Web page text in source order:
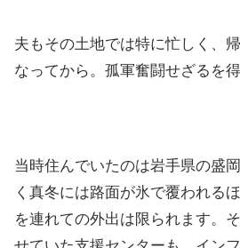
夫もその土地では特に忙しく、
なってから。孤軍奮闘せざるを
当時住んでいたのは岩手県の盛
く真冬には路面が氷で覆われる
を連れての外出は限られます。